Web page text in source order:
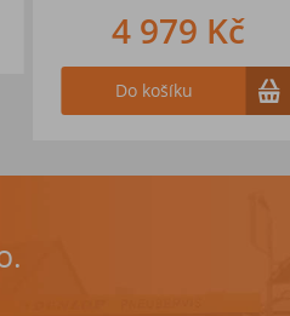
4 979 Kč
Do košíku